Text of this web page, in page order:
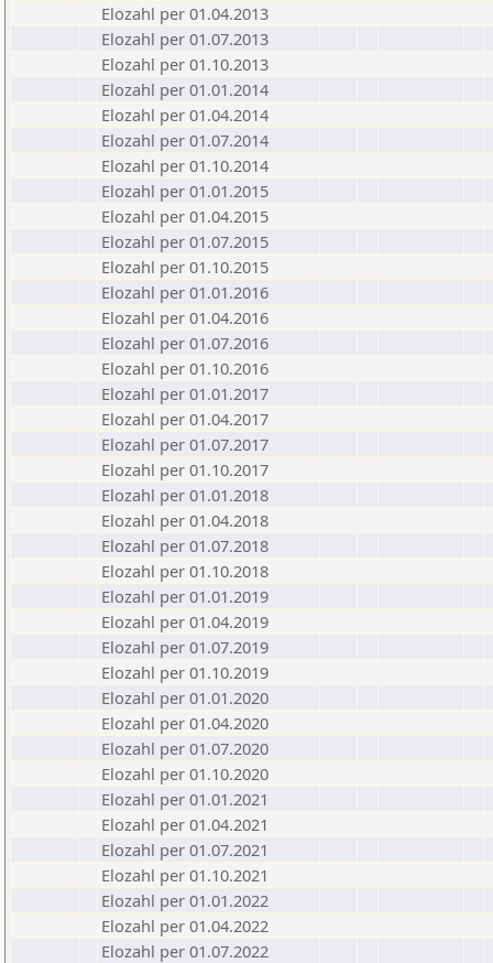
Elozahl per 01.04.2013
Elozahl per 01.07.2013
Elozahl per 01.10.2013
Elozahl per 01.01.2014
Elozahl per 01.04.2014
Elozahl per 01.07.2014
Elozahl per 01.10.2014
Elozahl per 01.01.2015
Elozahl per 01.04.2015
Elozahl per 01.07.2015
Elozahl per 01.10.2015
Elozahl per 01.01.2016
Elozahl per 01.04.2016
Elozahl per 01.07.2016
Elozahl per 01.10.2016
Elozahl per 01.01.2017
Elozahl per 01.04.2017
Elozahl per 01.07.2017
Elozahl per 01.10.2017
Elozahl per 01.01.2018
Elozahl per 01.04.2018
Elozahl per 01.07.2018
Elozahl per 01.10.2018
Elozahl per 01.01.2019
Elozahl per 01.04.2019
Elozahl per 01.07.2019
Elozahl per 01.10.2019
Elozahl per 01.01.2020
Elozahl per 01.04.2020
Elozahl per 01.07.2020
Elozahl per 01.10.2020
Elozahl per 01.01.2021
Elozahl per 01.04.2021
Elozahl per 01.07.2021
Elozahl per 01.10.2021
Elozahl per 01.01.2022
Elozahl per 01.04.2022
Elozahl per 01.07.2022